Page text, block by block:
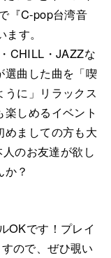
『C-pop台湾音
す。
CHILL・JAZZな
選曲した曲を「喫
に」リラックス
しめるイベント
めましての方も大
のお友達が欲し
？
OKです！プレイ
ので、ぜひ覗い